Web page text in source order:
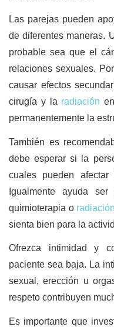
Las parejas pueden
de diferentes maneras.
probable sea que el
relaciones sexuales.
causar efectos
cirugía y la radiación
permanentemente la
También es
debe esperar si la
cuales pueden
Igualmente ayuda
quimioterapia o radiación
sienta bien para la
Ofrezca intimidad y
paciente sea baja. La
sexual, erección u
respeto contribuyen
Es importante que